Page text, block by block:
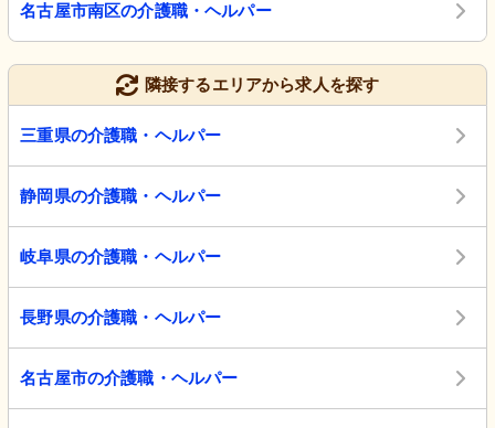
名古屋市南区の介護職・ヘルパー
隣接するエリアから求人を探す
三重県の介護職・ヘルパー
静岡県の介護職・ヘルパー
岐阜県の介護職・ヘルパー
長野県の介護職・ヘルパー
名古屋市の介護職・ヘルパー